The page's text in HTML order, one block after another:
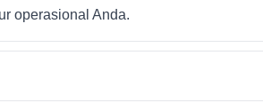
operasional Anda.